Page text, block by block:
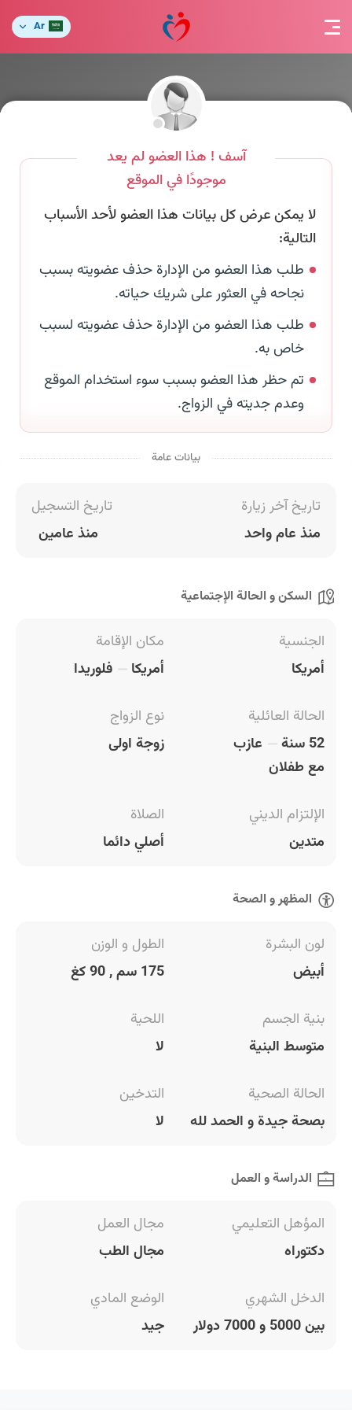
Ar
آسف ! هذا العضو لم يعد
موجودًا في الموقع
لا يمكن عرض كل بيانات هذا العضو لأحد الأسباب
التالية:
طلب هذا العضو من الإدارة حذف عضويته بسبب
نجاحه في العثور على شريك حياته.
طلب هذا العضو من الإدارة حذف عضويته لسبب
خاص به.
تم حظر هذا العضو بسبب سوء استخدام الموقع
وعدم جديته في الزواج.
بيانات عامة
تاريخ آخر زيارة
منذ عام واحد
تاريخ التسجيل
منذ عامين
السكن و الحالة الإجتماعية
الجنسية
أمريكا
مكان الإقامة
أمريكا
فلوريدا
الحالة العائلية
52 سنة
عازب
مع طفلان
نوع الزواج
زوجة اولى
الإلتزام الديني
متدين
الصلاة
أصلي دائما
المظهر و الصحة
لون البشرة
أبيض
الطول و الوزن
175 سم , 90 كغ
بنية الجسم
متوسط البنية
اللحية
لا
الحالة الصحية
بصحة جيدة و الحمد لله
التدخين
لا
الدراسة و العمل
المؤهل التعليمي
دكتوراه
مجال العمل
مجال الطب
الدخل الشهري
بين 5000 و 7000 دولار
الوضع المادي
جيد